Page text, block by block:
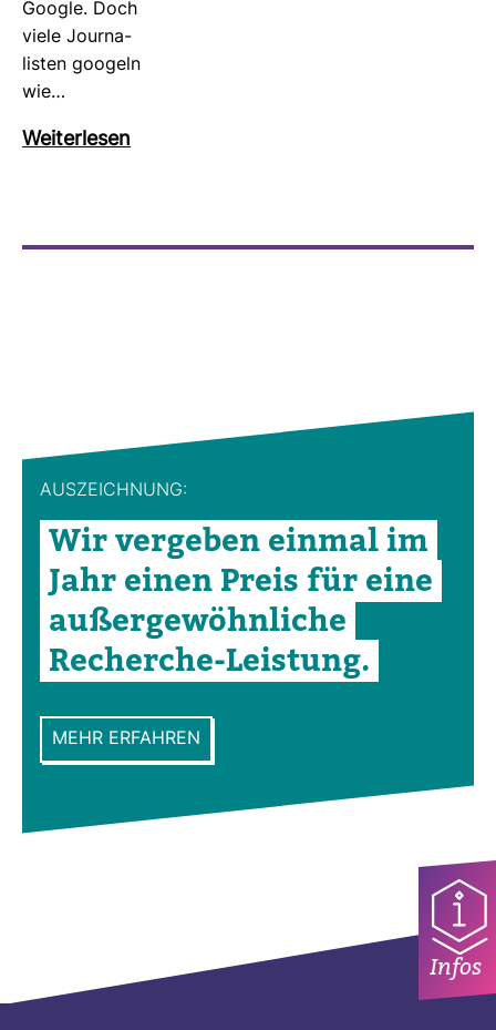
Google. Doch
viele Jour­na­
listen goo­geln
wie…
Wei­ter­lesen
Infos
AUS­ZEICH­NUNG:
Wir ver­geben einmal im
Jahr einen Preis für eine
außer­ge­wöhn­liche
Recherche-​Leis­tung.
MEHR ERFAHREN